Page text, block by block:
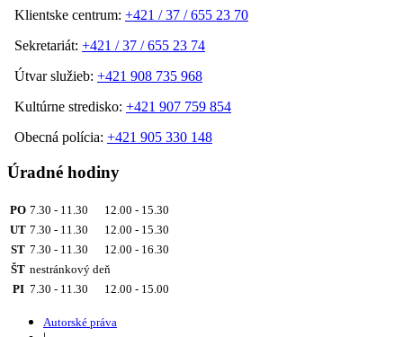
Klientske centrum: +421 / 37 / 655 23 70
Sekretariát: +421 / 37 / 655 23 74
Útvar služieb: +421 908 735 968
Kultúrne stredisko: +421 907 759 854
Obecná polícia: +421 905 330 148
Úradné hodiny
PO 7.30 - 11.30 12.00 - 15.30
UT 7.30 - 11.30 12.00 - 15.30
ST 7.30 - 11.30 12.00 - 16.30
ŠT nestránkový deň
PI 7.30 - 11.30 12.00 - 15.00
Autorské práva